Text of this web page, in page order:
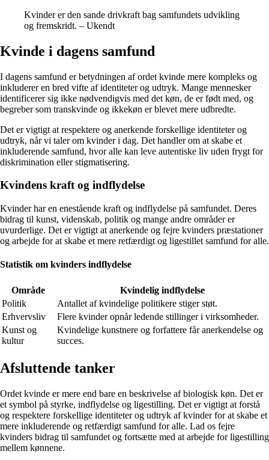
Kvinder er den sande drivkraft bag samfundets udvikling
og fremskridt. – Ukendt
Kvinde i dagens samfund
I dagens samfund er betydningen af ordet kvinde mere kompleks og
inkluderer en bred vifte af identiteter og udtryk. Mange mennesker
identificerer sig ikke nødvendigvis med det køn, de er født med, og
begreber som transkvinde og ikkekøn er blevet mere udbredte.
Det er vigtigt at respektere og anerkende forskellige identiteter og
udtryk, når vi taler om kvinder i dag. Det handler om at skabe et
inkluderende samfund, hvor alle kan leve autentiske liv uden frygt for
diskrimination eller stigmatisering.
Kvindens kraft og indflydelse
Kvinder har en enestående kraft og indflydelse på samfundet. Deres
bidrag til kunst, videnskab, politik og mange andre områder er
uvurderlige. Det er vigtigt at anerkende og fejre kvinders præstationer
og arbejde for at skabe et mere retfærdigt og ligestillet samfund for alle.
Statistik om kvinders indflydelse
Område
Kvindelig indflydelse
Politik
Antallet af kvindelige politikere stiger støt.
Erhvervsliv
Flere kvinder opnår ledende stillinger i virksomheder.
Kunst og
kultur
Kvindelige kunstnere og forfattere får anerkendelse og
succes.
Afsluttende tanker
Ordet kvinde er mere end bare en beskrivelse af biologisk køn. Det er
et symbol på styrke, indflydelse og ligestilling. Det er vigtigt at forstå
og respektere forskellige identiteter og udtryk af kvinder for at skabe et
mere inkluderende og retfærdigt samfund for alle. Lad os fejre
kvinders bidrag til samfundet og fortsætte med at arbejde for ligestilling
mellem kønnene.